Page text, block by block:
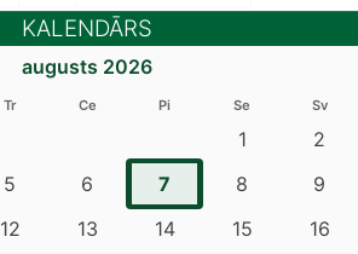
KALENDĀRS
augusts 2026
Tr Ce Pi Se Sv
1
2
5 6 7 8
9
12 13 14 15
16